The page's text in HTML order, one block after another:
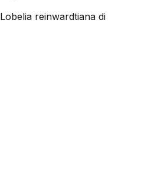
Lobelia reinwardtiana di